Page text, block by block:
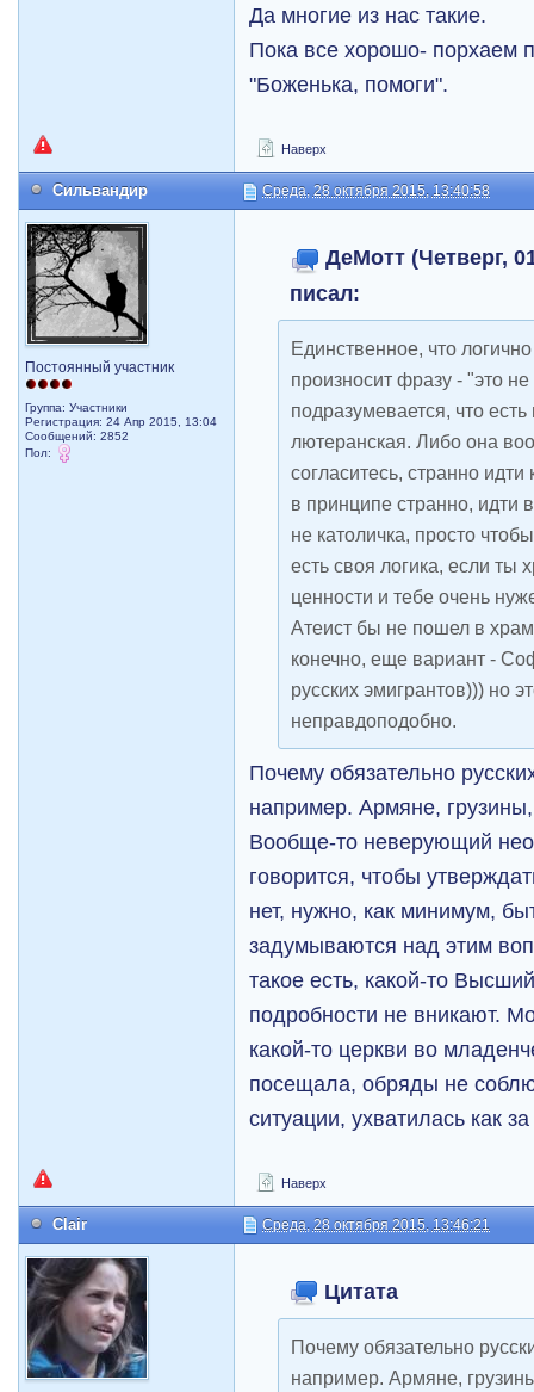
Да многие из нас такие.
Пока все хорошо- порхаем
"Боженька, помоги".
Наверх
Сильвандир Среда, 28 октября 2015, 13:40:58
Постоянный участник
Группа: Участники
Регистрация: 24 Апр 2015, 13:04
Сообщений: 2852
Пол:
ДеМотт (Четверг,
писал:
Единственное, что
произносит фразу - "это
подразумевается, что
лютеранская. Либо она
согласитесь, странно
в принципе странно, идти
не католичка, просто
есть своя логика, если ты
ценности и тебе очень
Атеист бы не пошел в
конечно, еще вариант -
русских эмигрантов))) но
неправдоподобно.
Почему обязательно
например. Армяне,
Вообще-то неверующий
говорится, чтобы
нет, нужно, как минимум,
задумываются над этим
такое есть, какой-то
подробности не вникают.
какой-то церкви во
посещала, обряды не
ситуации, ухватилась как
Наверх
Clair Среда, 28 октября 2015, 13:46:21
Цитата
Почему обязательно
например. Армяне,